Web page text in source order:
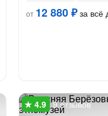
от 12 880 ₽за всё
9 отзывов